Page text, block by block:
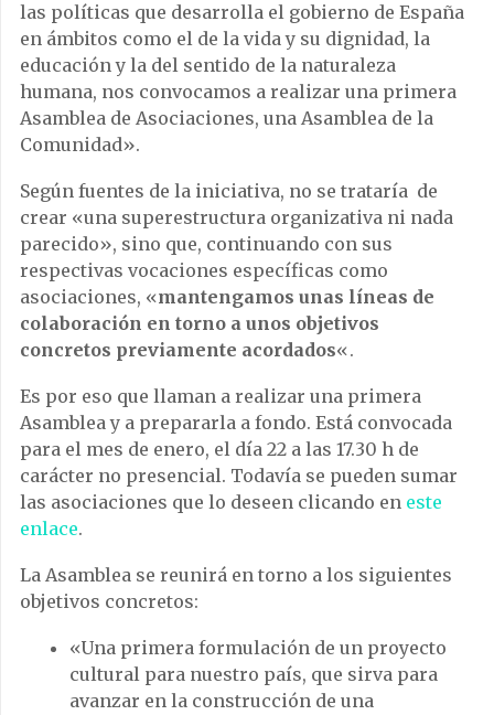
las políticas que desarrolla el gobierno de España
en ámbitos como el de la vida y su dignidad, la
educación y la del sentido de la naturaleza
humana, nos convocamos a realizar una primera
Asamblea de Asociaciones, una Asamblea de la
Comunidad».
Según fuentes de la iniciativa, no se trataría de
crear «una superestructura organizativa ni nada
parecido», sino que, continuando con sus
respectivas vocaciones específicas como
asociaciones, «mantengamos unas líneas de
colaboración en torno a unos objetivos
concretos previamente acordados«.
Es por eso que llaman a realizar una primera
Asamblea y a prepararla a fondo. Está convocada
para el mes de enero, el día 22 a las 17.30 h de
carácter no presencial. Todavía se pueden sumar
las asociaciones que lo deseen clicando en este
enlace.
La Asamblea se reunirá en torno a los siguientes
objetivos concretos:
«Una primera formulación de un proyecto
cultural para nuestro país, que sirva para
avanzar en la construcción de una